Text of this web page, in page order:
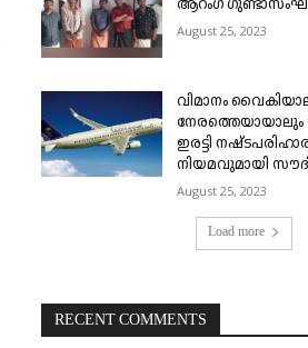
ആറംഗ
August 25, 2023
വിമാനം
നേരത്തെയായാലും
ഇരട്ടി
നിയമവുമായി
August 25, 2023
Load more
RECENT COMMENTS